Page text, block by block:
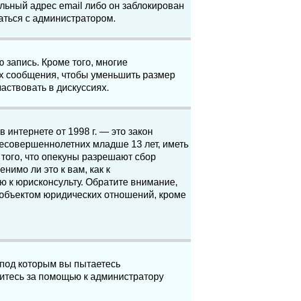
адрес email либо он заблокирован
с администратором.
Кроме того, многие
сообщения, чтобы уменьшить размер
в дискуссиях.
от 1998 г. — это закон
младше 13 лет, иметь
что опекуны разрешают сбор
ли это к вам, как к
юрисконсульту. Обратите внимание,
юридических отношений, кроме
которым вы пытаетесь
за помощью к администратору